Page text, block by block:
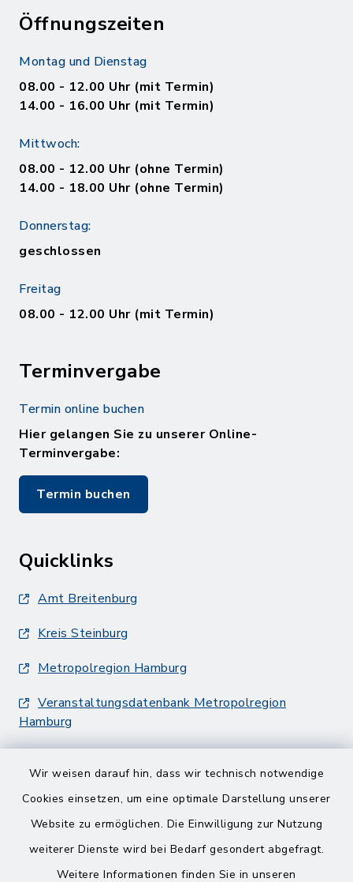
Wir weisen darauf hin, dass wir technisch notwendige
Cookies einsetzen, um eine optimale Darstellung unserer
Website zu ermöglichen. Die Einwilligung zur Nutzung
weiterer Dienste wird bei Bedarf gesondert abgefragt.
Weitere Informationen finden Sie in unseren
Öffnungszeiten
Montag und Dienstag
08.00 - 12.00 Uhr (mit Termin)
14.00 - 16.00 Uhr (mit Termin)
Mittwoch:
08.00 - 12.00 Uhr (ohne Termin)
14.00 - 18.00 Uhr (ohne Termin)
Donnerstag:
geschlossen
Freitag
08.00 - 12.00 Uhr (mit Termin)
Terminvergabe
Termin online buchen
Hier gelangen Sie zu unserer Online-
Terminvergabe:
Termin buchen
Quicklinks
Amt Breitenburg
Kreis Steinburg
Metropolregion Hamburg
Veranstaltungsdatenbank Metropolregion
Hamburg